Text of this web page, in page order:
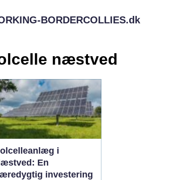
BORDERCOLLIES.dk
næstved
i
En
investering